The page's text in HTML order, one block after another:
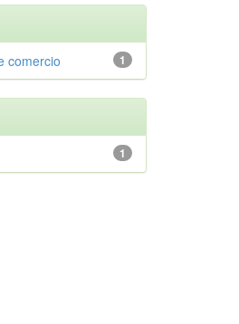
1
comercio
1